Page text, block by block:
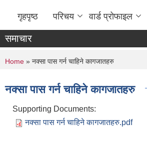
गृहपृष्ठ परिचय वार्ड प्रोफाइल
समाचार
You are here
Home » नक्सा पास गर्न चाहिने कागजातहरु
नक्सा पास गर्न चाहिने कागजातहरु
Supporting Documents:
नक्सा पास गर्न चाहिने कागजातहरु.pdf